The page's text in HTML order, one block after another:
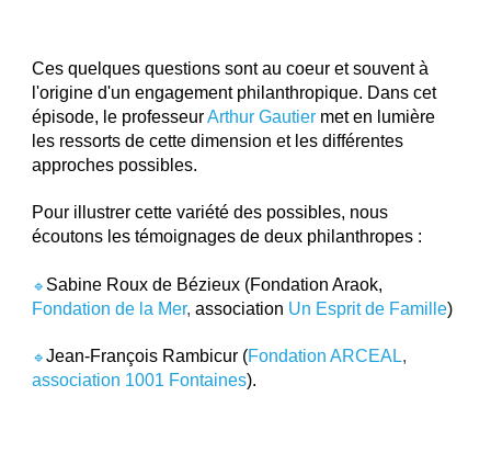
Ces quelques questions sont au coeur et souvent à
l'origine d'un engagement philanthropique. Dans cet
épisode, le professeur Arthur Gautier met en lumière
les ressorts de cette dimension et les différentes
approches possibles.
Pour illustrer cette variété des possibles, nous
écoutons les témoignages de deux philanthropes :
🔹 Sabine Roux de Bézieux (Fondation Araok,
Fondation de la Mer,association Un Esprit de Famille)
🔹Jean-François Rambicur (Fondation ARCEAL,
association 1001 Fontaines).